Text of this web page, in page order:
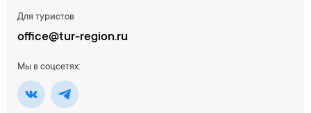
Для туристов
office@tur-region.ru
Мы в соцсетях: